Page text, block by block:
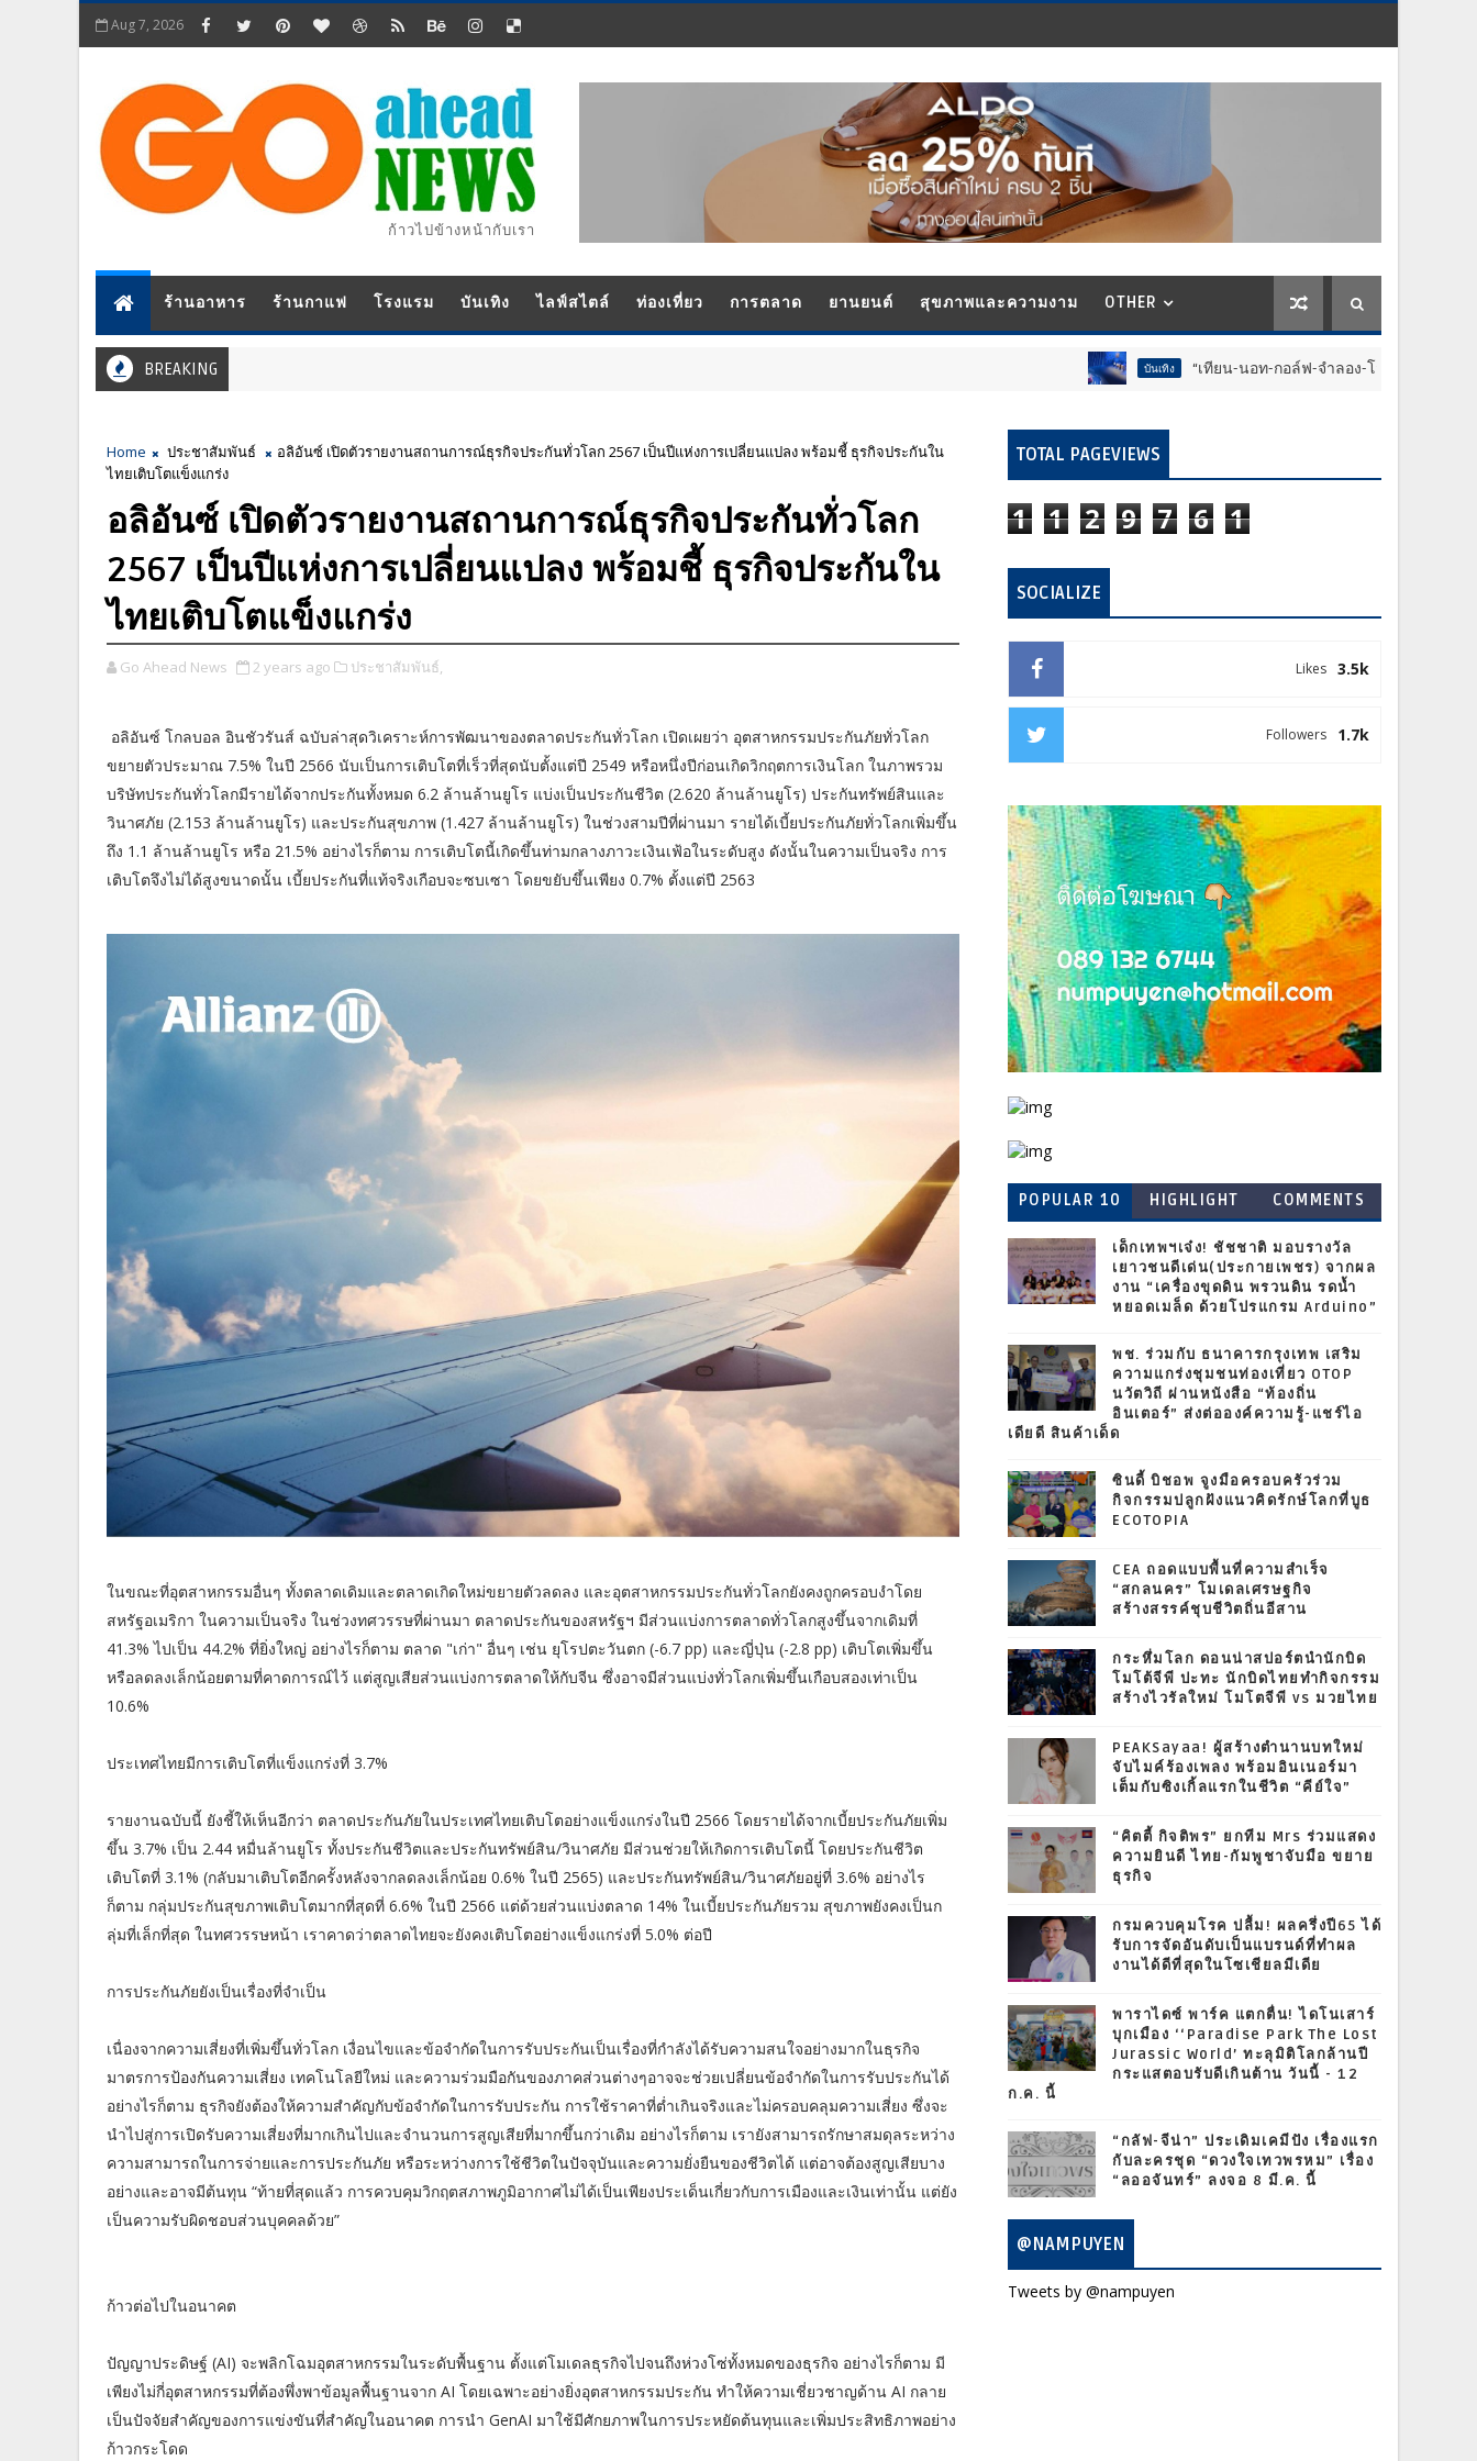
Aug 7, 2026
ก้าวไปข้างหน้ากับเรา
ร้านอาหาร ร้านกาแฟ โรงแรม บันเทิง ไลฟ์สไตล์ ท่องเที่ยว การตลาด ยานยนต์ สุขภาพและความงาม OTHER
BREAKING บันเทิง “เทียน-นอท-กอล์ฟ-จำลอง-โฟล์ค” ร้องจ๊าก!! อุปกรณ์
Home ประชาสัมพันธ์
อลิอันซ์ เปิดตัวรายงานสถานการณ์ธุรกิจประกันทั่วโลก 2567 เป็นปีแห่งการเปลี่ยนแปลง พร้อมชี้ ธุรกิจประกันใน
ไทยเติบโตแข็งแกร่ง
อลิอันซ์ เปิดตัวรายงานสถานการณ์ธุรกิจประกันทั่วโลก
2567 เป็นปีแห่งการเปลี่ยนแปลง พร้อมชี้ ธุรกิจประกันใน
ไทยเติบโตแข็งแกร่ง
Go Ahead News 2 years ago ประชาสัมพันธ์,
อลิอันซ์ โกลบอล อินชัวรันส์ ฉบับล่าสุดวิเคราะห์การพัฒนาของตลาดประกันทั่วโลก เปิดเผยว่า อุตสาหกรรมประกันภัยทั่วโลก
ขยายตัวประมาณ 7.5% ในปี 2566 นับเป็นการเติบโตที่เร็วที่สุดนับตั้งแต่ปี 2549 หรือหนึ่งปีก่อนเกิดวิกฤตการเงินโลก ในภาพรวม
บริษัทประกันทั่วโลกมีรายได้จากประกันทั้งหมด 6.2 ล้านล้านยูโร แบ่งเป็นประกันชีวิต (2.620 ล้านล้านยูโร) ประกันทรัพย์สินและ
วินาศภัย (2.153 ล้านล้านยูโร) และประกันสุขภาพ (1.427 ล้านล้านยูโร) ในช่วงสามปีที่ผ่านมา รายได้เบี้ยประกันภัยทั่วโลกเพิ่มขึ้น
ถึง 1.1 ล้านล้านยูโร หรือ 21.5% อย่างไรก็ตาม การเติบโตนี้เกิดขึ้นท่ามกลางภาวะเงินเฟ้อในระดับสูง ดังนั้นในความเป็นจริง การ
เติบโตจึงไม่ได้สูงขนาดนั้น เบี้ยประกันที่แท้จริงเกือบจะซบเซา โดยขยับขึ้นเพียง 0.7% ตั้งแต่ปี 2563
ในขณะที่อุตสาหกรรมอื่นๆ ทั้งตลาดเดิมและตลาดเกิดใหม่ขยายตัวลดลง และอุตสาหกรรมประกันทั่วโลกยังคงถูกครอบงำโดย
สหรัฐอเมริกา ในความเป็นจริง ในช่วงทศวรรษที่ผ่านมา ตลาดประกันของสหรัฐฯ มีส่วนแบ่งการตลาดทั่วโลกสูงขึ้นจากเดิมที่
41.3% ไปเป็น 44.2% ที่ยิ่งใหญ่ อย่างไรก็ตาม ตลาด "เก่า" อื่นๆ เช่น ยุโรปตะวันตก (-6.7 pp) และญี่ปุ่น (-2.8 pp) เติบโตเพิ่มขึ้น
หรือลดลงเล็กน้อยตามที่คาดการณ์ไว้ แต่สูญเสียส่วนแบ่งการตลาดให้กับจีน ซึ่งอาจมีส่วนแบ่งทั่วโลกเพิ่มขึ้นเกือบสองเท่าเป็น
10.6%
ประเทศไทยมีการเติบโตที่แข็งแกร่งที่ 3.7%
รายงานฉบับนี้ ยังชี้ให้เห็นอีกว่า ตลาดประกันภัยในประเทศไทยเติบโตอย่างแข็งแกร่งในปี 2566 โดยรายได้จากเบี้ยประกันภัยเพิ่ม
ขึ้น 3.7% เป็น 2.44 หมื่นล้านยูโร ทั้งประกันชีวิตและประกันทรัพย์สิน/วินาศภัย มีส่วนช่วยให้เกิดการเติบโตนี้ โดยประกันชีวิต
เติบโตที่ 3.1% (กลับมาเติบโตอีกครั้งหลังจากลดลงเล็กน้อย 0.6% ในปี 2565) และประกันทรัพย์สิน/วินาศภัยอยู่ที่ 3.6% อย่างไร
ก็ตาม กลุ่มประกันสุขภาพเติบโตมากที่สุดที่ 6.6% ในปี 2566 แต่ด้วยส่วนแบ่งตลาด 14% ในเบี้ยประกันภัยรวม สุขภาพยังคงเป็นก
ลุ่มที่เล็กที่สุด ในทศวรรษหน้า เราคาดว่าตลาดไทยจะยังคงเติบโตอย่างแข็งแกร่งที่ 5.0% ต่อปี
การประกันภัยยังเป็นเรื่องที่จำเป็น
เนื่องจากความเสี่ยงที่เพิ่มขึ้นทั่วโลก เงื่อนไขและข้อจำกัดในการรับประกันเป็นเรื่องที่กำลังได้รับความสนใจอย่างมากในธุรกิจ
มาตรการป้องกันความเสี่ยง เทคโนโลยีใหม่ และความร่วมมือกันของภาคส่วนต่างๆอาจจะช่วยเปลี่ยนข้อจำกัดในการรับประกันได้
อย่างไรก็ตาม ธุรกิจยังต้องให้ความสำคัญกับข้อจำกัดในการรับประกัน การใช้ราคาที่ต่ำเกินจริงและไม่ครอบคลุมความเสี่ยง ซึ่งจะ
นำไปสู่การเปิดรับความเสี่ยงที่มากเกินไปและจำนวนการสูญเสียที่มากขึ้นกว่าเดิม อย่างไรก็ตาม เรายังสามารถรักษาสมดุลระหว่าง
ความสามารถในการจ่ายและการประกันภัย หรือระหว่างการใช้ชีวิตในปัจจุบันและความยั่งยืนของชีวิตได้ แต่อาจต้องสูญเสียบาง
อย่างและอาจมีต้นทุน “ท้ายที่สุดแล้ว การควบคุมวิกฤตสภาพภูมิอากาศไม่ได้เป็นเพียงประเด็นเกี่ยวกับการเมืองและเงินเท่านั้น แต่ยัง
เป็นความรับผิดชอบส่วนบุคคลด้วย”
ก้าวต่อไปในอนาคต
ปัญญาประดิษฐ์ (AI) จะพลิกโฉมอุตสาหกรรมในระดับพื้นฐาน ตั้งแต่โมเดลธุรกิจไปจนถึงห่วงโซ่ทั้งหมดของธุรกิจ อย่างไรก็ตาม มี
เพียงไม่กี่อุตสาหกรรมที่ต้องพึ่งพาข้อมูลพื้นฐานจาก AI โดยเฉพาะอย่างยิ่งอุตสาหกรรมประกัน ทำให้ความเชี่ยวชาญด้าน AI กลาย
เป็นปัจจัยสำคัญของการแข่งขันที่สำคัญในอนาคต การนำ GenAI มาใช้มีศักยภาพในการประหยัดต้นทุนและเพิ่มประสิทธิภาพอย่าง
ก้าวกระโดด
TOTAL PAGEVIEWS
1 1 2 9 7 6 1
SOCIALIZE
3.5k
Likes
1.7k
Followers
POPULAR 10 HIGHLIGHT COMMENTS
เด็กเทพฯเจ๋ง! ชัชชาติ มอบรางวัล
เยาวชนดีเด่น(ประกายเพชร) จากผล
งาน “เครื่องขุดดิน พรวนดิน รดน้ำ
หยอดเมล็ด ด้วยโปรแกรม Arduino”
พช. ร่วมกับ ธนาคารกรุงเทพ เสริม
ความแกร่งชุมชนท่องเที่ยว OTOP
นวัตวิถี ผ่านหนังสือ “ท้องถิ่น
อินเตอร์” ส่งต่อองค์ความรู้-แชร์ไอ
เดียดี สินค้าเด็ด
ซินดี้ บิชอพ จูงมือครอบครัวร่วม
กิจกรรมปลูกฝังแนวคิดรักษ์โลกที่บูธ
ECOTOPIA
CEA ถอดแบบพื้นที่ความสำเร็จ
“สกลนคร” โมเดลเศรษฐกิจ
สร้างสรรค์ชุบชีวิตถิ่นอีสาน
กระหึ่มโลก ดอนน่าสปอร์ตนำนักบิด
โมโต้จีพี ปะทะ นักบิดไทยทำกิจกรรม
สร้างไวรัลใหม่ โมโตจีพี vs มวยไทย
PEAKSayaa! ผู้สร้างตำนานบทใหม่
จับไมค์ร้องเพลง พร้อมอินเนอร์มา
เต็มกับซิงเกิ้ลแรกในชีวิต “คีย์ใจ”
“คิตตี้ กิจติพร” ยกทีม Mrs ร่วมแสดง
ความยินดี ไทย-กัมพูชาจับมือ ขยาย
ธุรกิจ
กรมควบคุมโรค ปลื้ม! ผลครึ่งปี65 ได้
รับการจัดอันดับเป็นแบรนด์ที่ทำผล
งานได้ดีที่สุดในโซเชียลมีเดีย
พาราไดซ์ พาร์ค แตกตื่น! ไดโนเสาร์
บุกเมือง ‘‘Paradise Park The Lost
Jurassic World’ ทะลุมิติโลกล้านปี
กระแสตอบรับดีเกินต้าน วันนี้ - 12
ก.ค. นี้
“กลัฟ-จีน่า” ประเดิมเคมีปัง เรื่องแรก
กับละครชุด “ดวงใจเทวพรหม” เรื่อง
“ลออจันทร์” ลงจอ 8 มี.ค. นี้
@NAMPUYEN
Tweets by @nampuyen